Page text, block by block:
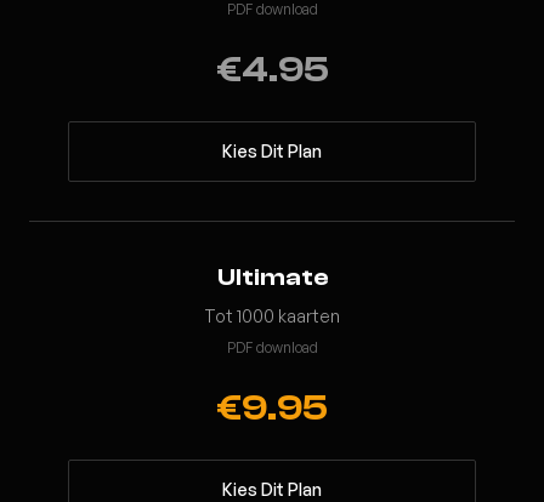
PDF download
€4.95
Kies Dit Plan
Ultimate
Tot 1000 kaarten
PDF download
€9.95
Kies Dit Plan